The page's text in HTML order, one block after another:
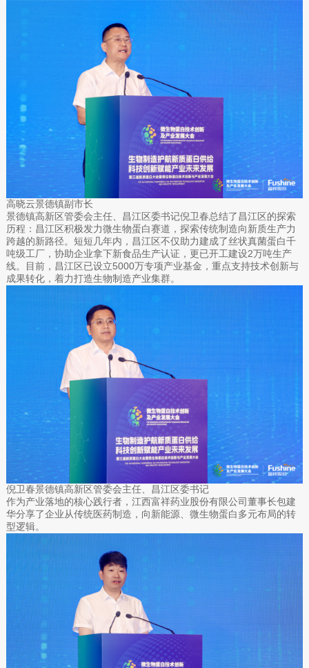
高晓云景德镇副市长
景德镇高新区管委会主任、昌江区委书记倪卫春总结了昌江区的探索
历程：昌江区积极发力微生物蛋白赛道，探索传统制造向新质生产力
跨越的新路径。短短几年内，昌江区不仅助力建成了丝状真菌蛋白千
吨级工厂，协助企业拿下新食品生产认证，更已开工建设2万吨生产
线。目前，昌江区已设立5000万专项产业基金，重点支持技术创新与
成果转化，着力打造生物制造产业集群。
倪卫春景德镇高新区管委会主任、昌江区委书记
作为产业落地的核心践行者，江西富祥药业股份有限公司董事长包建
华分享了企业从传统医药制造，向新能源、微生物蛋白多元布局的转
型逻辑。